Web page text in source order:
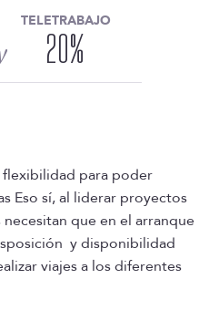
TELETRABAJO
20%
para poder
Eso sí, al liderar proyectos
que en el arranque
y disponibilidad
viajes a los diferentes